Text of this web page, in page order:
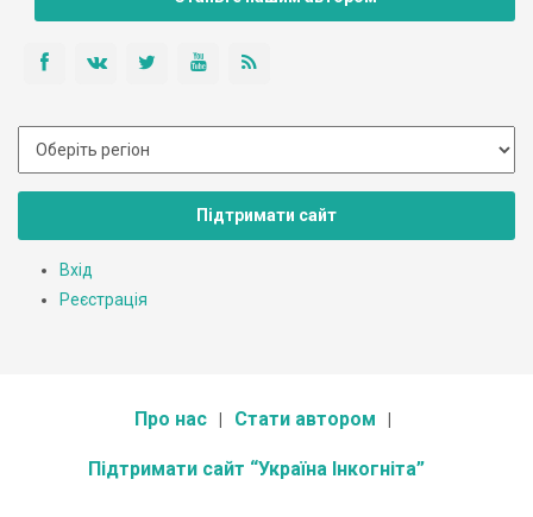
Підтримати сайт
Вхід
Реєстрація
Про нас Стати автором
Підтримати сайт “Україна Інкогніта”